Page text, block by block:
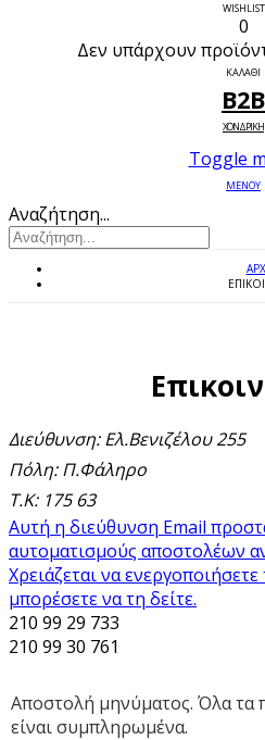
WISHLIST
0
Δεν υπάρχουν
ΚΑΛΑΘΙ
B2B
ΧΟΝΔΡΙΚΗ
Toggle
ΜΕΝΟΥ
Αναζήτηση...
Διεύθυνση: Ελ.Βενιζέλου 255
Πόλη: Π.Φάληρο
Τ.Κ: 175 63
Αυτή η διεύθυνση Email
αυτοματισμούς αποστολέων
Χρειάζεται να
μπορέσετε να τη δείτε.
210 99 29 733
210 99 30 761
Αποστολή μηνύματος. Όλα τα
είναι συμπληρωμένα.